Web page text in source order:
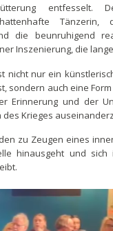
entfesselt.
Tänzerin,
die beunruhigend
Inszenierung, die
nicht nur ein
sondern auch eine
Erinnerung und der
des Krieges
zu Zeugen eines
hinausgeht und sich